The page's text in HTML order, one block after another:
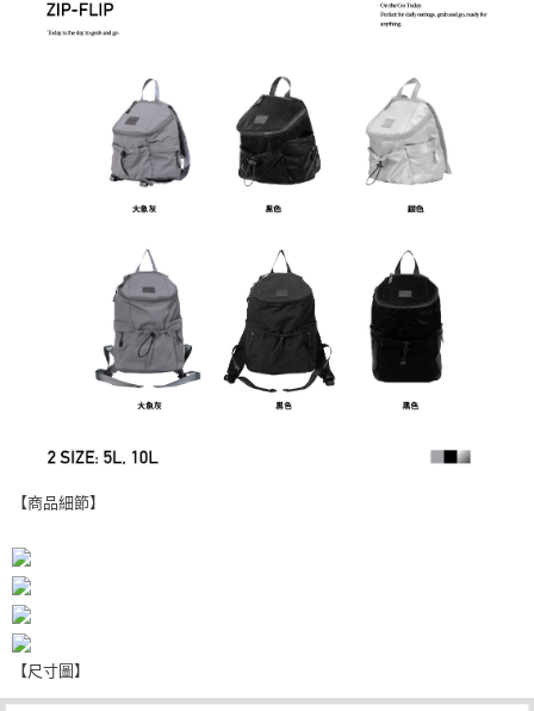
【商品細節】
【尺寸圖】